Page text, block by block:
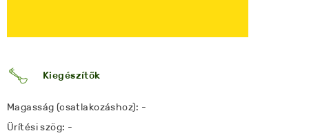
Kiegészítők
Magasság (csatlakozáshoz): -
Ürítési szög: -